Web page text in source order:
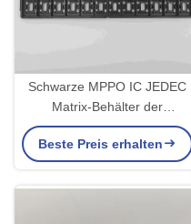
Schwarze MPPO IC JEDEC
Matrix-Behälter der
Konsolidierungs-für
elektronische Teile
Beste Preis erhalten